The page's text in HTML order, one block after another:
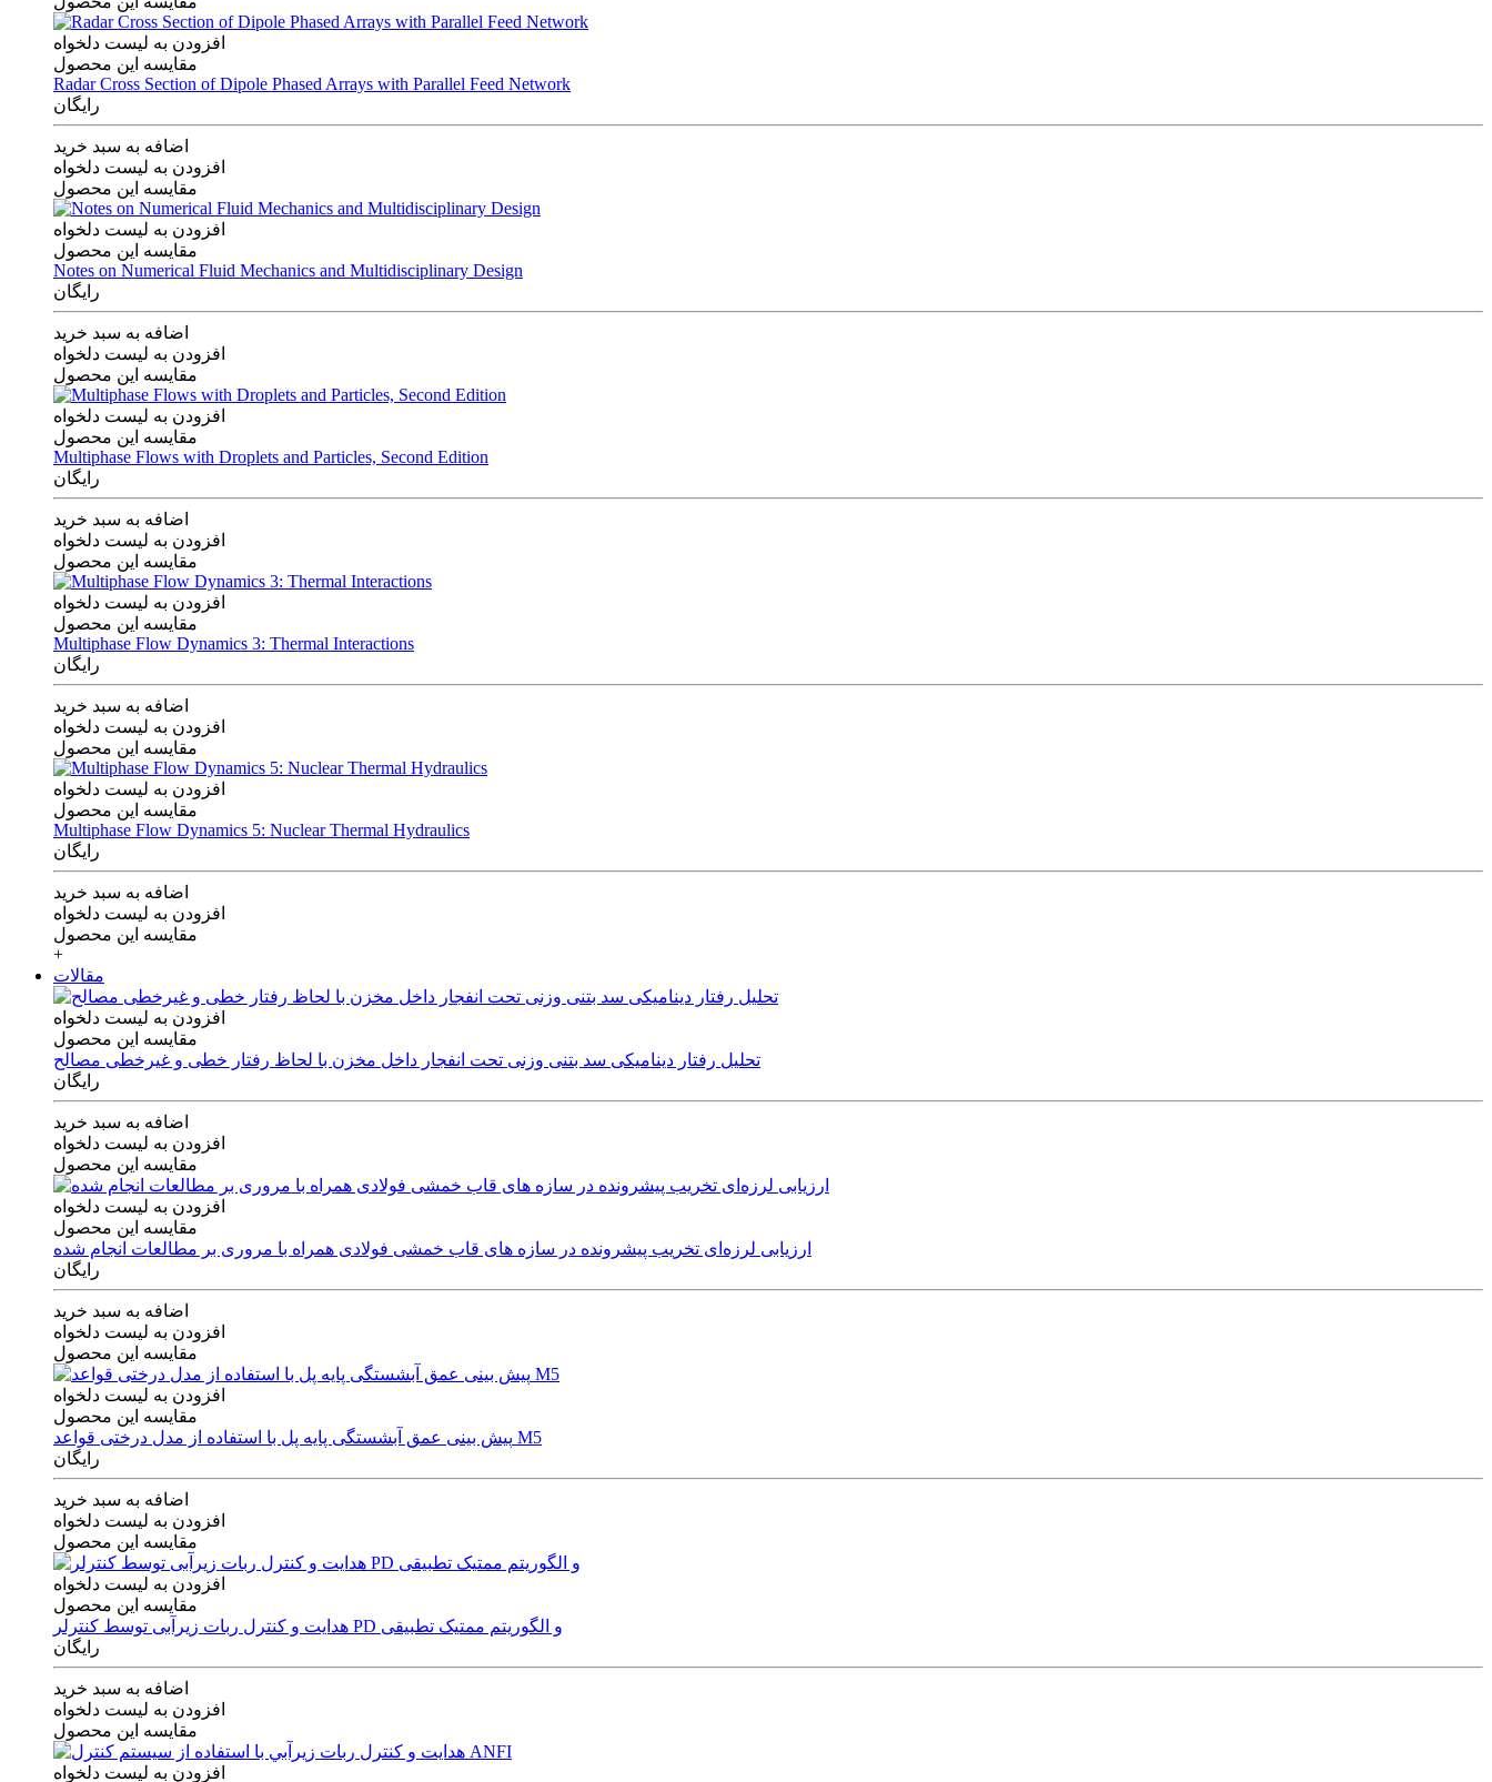
افزودن به لیست دلخواه
مقایسه این محصول
Radar Cross Section of Dipole Phased Arrays with Parallel Feed Network
رایگان
اضافه به سبد خرید
افزودن به لیست دلخواه
مقایسه این محصول
افزودن به لیست دلخواه
مقایسه این محصول
Notes on Numerical Fluid Mechanics and Multidisciplinary Design
رایگان
اضافه به سبد خرید
افزودن به لیست دلخواه
مقایسه این محصول
افزودن به لیست دلخواه
مقایسه این محصول
Multiphase Flows with Droplets and Particles, Second Edition
رایگان
اضافه به سبد خرید
افزودن به لیست دلخواه
مقایسه این محصول
افزودن به لیست دلخواه
مقایسه این محصول
Multiphase Flow Dynamics 3: Thermal Interactions
رایگان
اضافه به سبد خرید
افزودن به لیست دلخواه
مقایسه این محصول
افزودن به لیست دلخواه
مقایسه این محصول
Multiphase Flow Dynamics 5: Nuclear Thermal Hydraulics
رایگان
اضافه به سبد خرید
افزودن به لیست دلخواه
مقایسه این محصول
+
مقالات
افزودن به لیست دلخواه
مقایسه این محصول
تحلیل رفتار دینامیکی سد بتنی وزنی تحت انفجار داخل مخزن با لحاظ رفتار خطی و غیرخطی مصالح
رایگان
اضافه به سبد خرید
افزودن به لیست دلخواه
مقایسه این محصول
افزودن به لیست دلخواه
مقایسه این محصول
ارزیابی لرزه‌ای تخریب پیشرونده در سازه های قاب خمشی فولادی همراه با مروری بر مطالعات انجام شده
رایگان
اضافه به سبد خرید
افزودن به لیست دلخواه
مقایسه این محصول
افزودن به لیست دلخواه
مقایسه این محصول
پیش بینی عمق آبشستگی پایه پل با استفاده از مدل درختی قواعد M5
رایگان
اضافه به سبد خرید
افزودن به لیست دلخواه
مقایسه این محصول
افزودن به لیست دلخواه
مقایسه این محصول
هدایت و کنترل ربات زیرآبی توسط کنترلر PD و الگوریتم ممتیک تطبیقی
رایگان
اضافه به سبد خرید
افزودن به لیست دلخواه
مقایسه این محصول
افزودن به لیست دلخواه